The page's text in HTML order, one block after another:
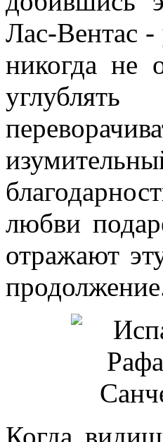
Лас-Вентас -
никогда не
любви
отражают
Когда